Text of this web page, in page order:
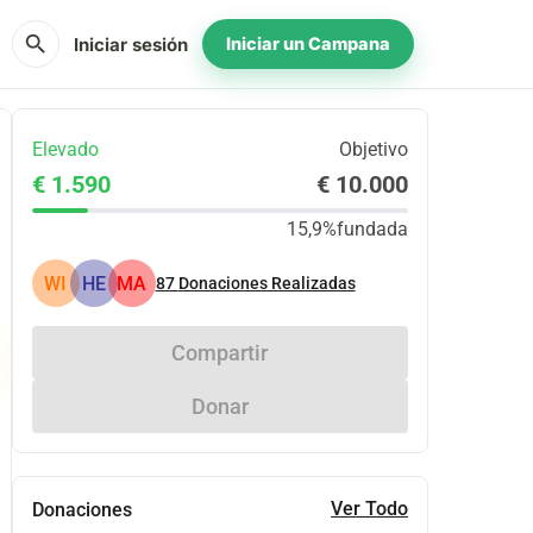
search Iniciar sesión Iniciar un Campana
Elevado Objetivo
€ 1.590 € 10.000
15,9%fundada
WI HE MA 87 Donaciones Realizadas
Compartir
Donar
Donaciones Ver Todo